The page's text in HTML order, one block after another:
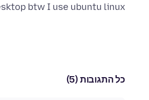
btw I use ubuntu linux . :(
כל התגובות (5)